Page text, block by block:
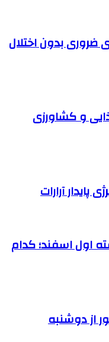
ضروری بدون اختلال
و کشاورزی
پایدار آرارات
اول اسفند؛ کدام
از دوشنبه